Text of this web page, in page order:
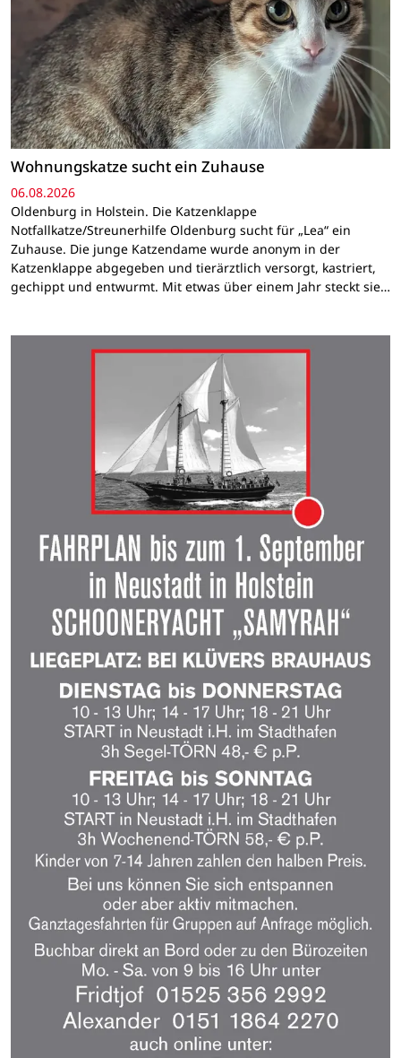
Wohnungskatze sucht ein Zuhause
06.08.2026
Oldenburg in Holstein. Die Katzenklappe
Notfallkatze/Streunerhilfe Oldenburg sucht für „Lea“ ein
Zuhause. Die junge Katzendame wurde anonym in der
Katzenklappe abgegeben und tierärztlich versorgt, kastriert,
gechippt und entwurmt. Mit etwas über einem Jahr steckt sie…